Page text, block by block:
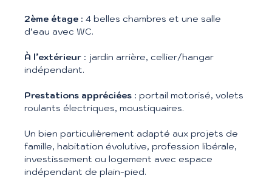
2ème étage : 4 belles chambres et une salle
d’eau avec WC.
À l’extérieur : jardin arrière, cellier/hangar
indépendant.
Prestations appréciées : portail motorisé, volets
roulants électriques, moustiquaires.
Un bien particulièrement adapté aux projets de
famille, habitation évolutive, profession libérale,
investissement ou logement avec espace
indépendant de plain-pied.